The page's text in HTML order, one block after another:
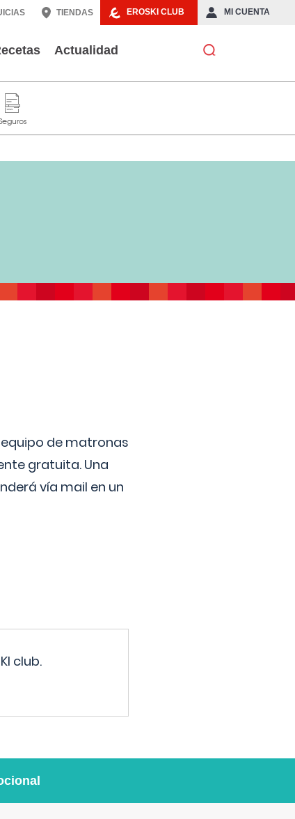
EROSKI CLUB MI CUENTA
TIENDAS
Actualidad
de matronas
gratuita. Una
vía mail en un
club.